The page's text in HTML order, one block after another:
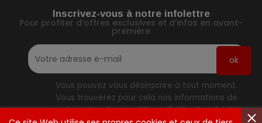
Inscrivez-vous à notre infolettre
Pour profiter d’offres exclusives et d’infos en avant-
première
Vous pouvez vous désinscrire à tout moment.
Vous trouverez pour cela nos informations de
contact dans les conditions d'utilisation du site.